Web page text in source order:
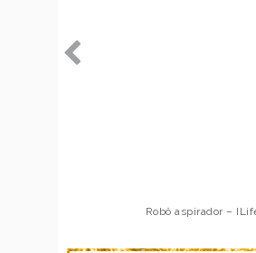
Robô aspirador –